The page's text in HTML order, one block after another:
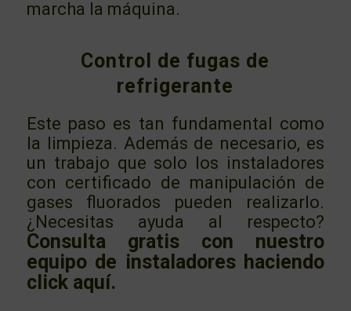
marcha la máquina.
Control de fugas de
refrigerante
Este paso es tan fundamental como
la limpieza. Además de necesario, es
un trabajo que solo los instaladores
con certificado de manipulación de
gases fluorados pueden realizarlo.
¿Necesitas ayuda al respecto?
Consulta gratis con nuestro
equipo de instaladores haciendo
click aquí.